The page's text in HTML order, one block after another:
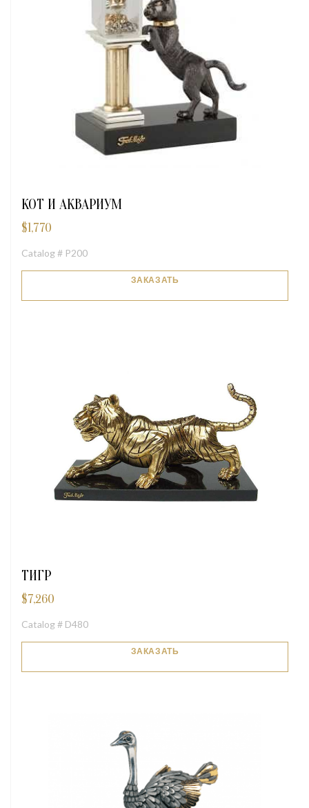
КОТ И АКВАРИУМ
$1,770
Catalog # P200
ЗАКАЗАТЬ
ТИГР
$7,260
Catalog # D480
ЗАКАЗАТЬ